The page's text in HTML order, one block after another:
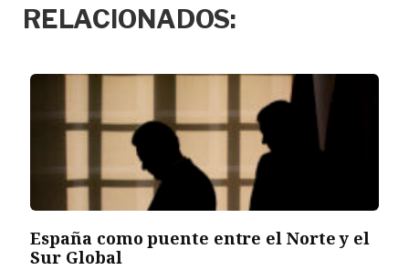
RELACIONADOS:
España como puente entre el Norte y el
Sur Global